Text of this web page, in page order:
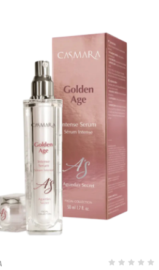
de la peau telles que l’acide